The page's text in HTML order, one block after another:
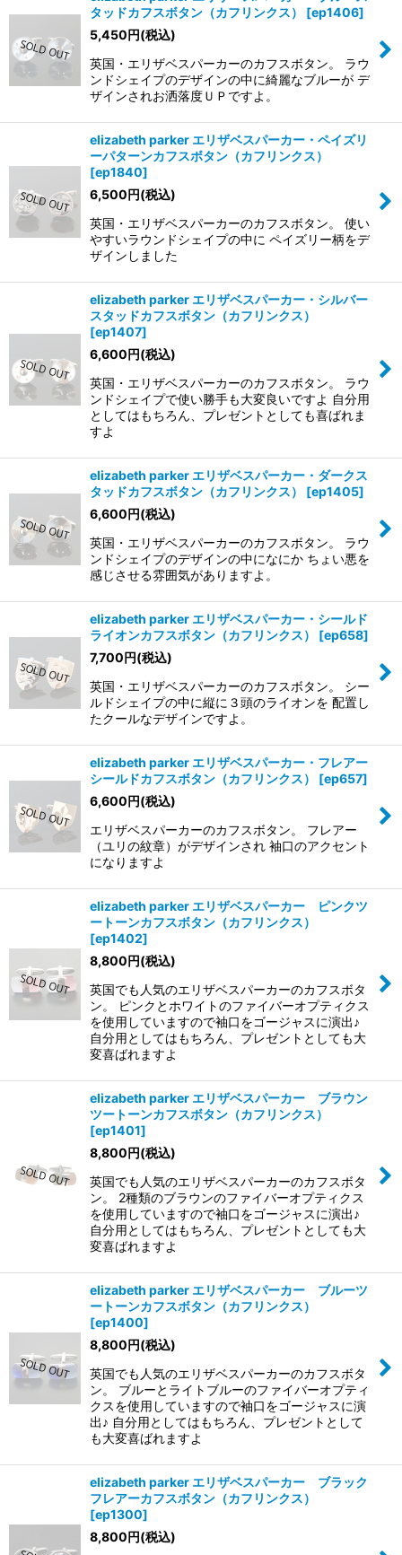
タッドカフスボタン（カフリンクス）
[ep1406]
5,450円(税込)
英国・エリザベスパーカーのカフスボタン。 ラウ
ンドシェイプのデザインの中に綺麗なブルーが デ
ザインされお洒落度ＵＰですよ。
elizabeth parker エリザベスパーカー・ペイズリ
ーパターンカフスボタン（カフリンクス）
[ep1840]
6,500円(税込)
英国・エリザベスパーカーのカフスボタン。 使い
やすいラウンドシェイプの中に ペイズリー柄をデ
ザインしました
elizabeth parker エリザベスパーカー・シルバー
スタッドカフスボタン（カフリンクス）
[ep1407]
6,600円(税込)
英国・エリザベスパーカーのカフスボタン。 ラウ
ンドシェイプで使い勝手も大変良いですよ 自分用
としてはもちろん、プレゼントとしても喜ばれま
すよ
elizabeth parker エリザベスパーカー・ダークス
タッドカフスボタン（カフリンクス）
[ep1405]
6,600円(税込)
英国・エリザベスパーカーのカフスボタン。 ラウ
ンドシェイプのデザインの中になにか ちょい悪を
感じさせる雰囲気がありますよ。
elizabeth parker エリザベスパーカー・シールド
ライオンカフスボタン（カフリンクス）
[ep658]
7,700円(税込)
英国・エリザベスパーカーのカフスボタン。 シー
ルドシェイプの中に縦に３頭のライオンを 配置し
たクールなデザインですよ。
elizabeth parker エリザベスパーカー・フレアー
シールドカフスボタン（カフリンクス）
[ep657]
6,600円(税込)
エリザベスパーカーのカフスボタン。 フレアー
（ユリの紋章）がデザインされ 袖口のアクセント
になりますよ
elizabeth parker エリザベスパーカー ピンクツ
ートーンカフスボタン（カフリンクス）
[ep1402]
8,800円(税込)
英国でも人気のエリザベスパーカーのカフスボタ
ン。 ピンクとホワイトのファイバーオプティクス
を使用していますので袖口をゴージャスに演出♪
自分用としてはもちろん、プレゼントとしても大
変喜ばれますよ
elizabeth parker エリザベスパーカー ブラウン
ツートーンカフスボタン（カフリンクス）
[ep1401]
8,800円(税込)
英国でも人気のエリザベスパーカーのカフスボタ
ン。 2種類のブラウンのファイバーオプティクス
を使用していますので袖口をゴージャスに演出♪
自分用としてはもちろん、プレゼントとしても大
変喜ばれますよ
elizabeth parker エリザベスパーカー ブルーツ
ートーンカフスボタン（カフリンクス）
[ep1400]
8,800円(税込)
英国でも人気のエリザベスパーカーのカフスボタ
ン。 ブルーとライトブルーのファイバーオプティ
クスを使用していますので袖口をゴージャスに演
出♪ 自分用としてはもちろん、プレゼントとして
も大変喜ばれますよ
elizabeth parker エリザベスパーカー ブラック
フレアーカフスボタン（カフリンクス）
[ep1300]
8,800円(税込)